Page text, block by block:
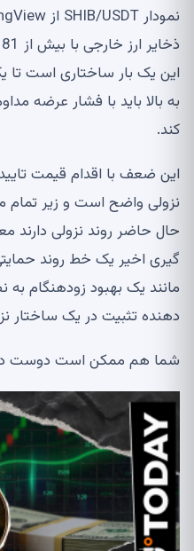
نمودار SHIB/USDT از TradingView
این یک بار ساختاری است
به بالا باید با فشار عرضه
کند.
نزولی واضح است و زیر تمام
حال حاضر روند نزولی
گیری اخیر یک خط روند
مانند یک بهبود زودهنگام به
دهنده تثبیت در یک ساختار
شما هم ممکن است دوست